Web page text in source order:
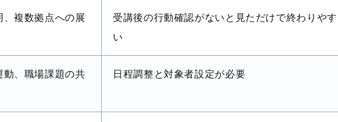
複数拠点への展
受講後の行動確認がないと見ただけで終わりやす
い
動、職場課題の共
日程調整と対象者設定が必要